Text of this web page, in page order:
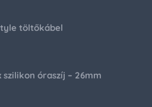
töltőkábel
szilikon óraszíj – 26mm